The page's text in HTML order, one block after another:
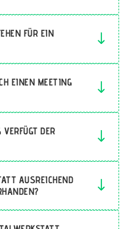
FÜR EIN
EINEN MEETING
DER
AUSREICHEND